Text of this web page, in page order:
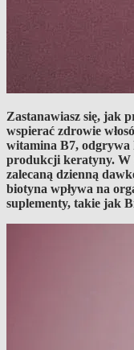
Zastanawiasz się, jak
wspierać zdrowie
witamina B7, odgrywa
produkcji keratyny. W
zalecaną dzienną
biotyna wpływa na
suplementy, takie jak